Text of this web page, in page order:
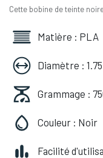
Cette bobine de teinte
Matière : PLA
Diamètre :
Grammage :
Couleur : Noir
Facilité